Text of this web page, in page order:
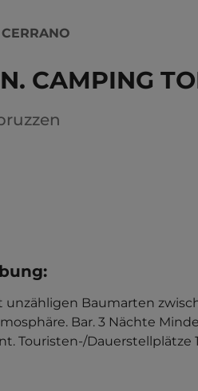
CAMPING
:
unzähligen Baumarten
Bar. 3 Nächte
Touristen-/Dauerstellplätze